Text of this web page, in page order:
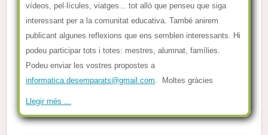
vídeos, pel·lícules, viatges... tot allò que penseu que siga
interessant per a la comunitat educativa. També anirem
publicant algunes reflexions que ens semblen interessants. Hi
podeu participar tots i totes: mestres, alumnat, famílies.
Podeu enviar les vostres propostes a
informatica.desemparats@gmail.com . Moltes gràcies
Llegir més ...